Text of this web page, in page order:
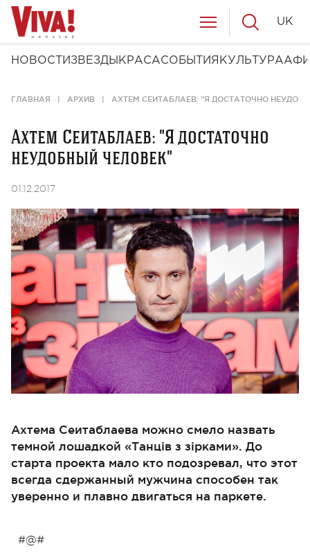
НОВОСТИ ЗВЕЗДЫ КРАСАСОБЫТИЯ КУЛЬТУРА
UK
ГЛАВНАЯ АРХИВ АХТЕМ СЕИТАБЛАЕВ: "Я ДОСТАТОЧНО
Ахтем Сеитаблаев: "Я достаточно
неудобный человек"
01.12.2017
Ахтема Сеитаблаева можно смело назвать
темной лошадкой «Танців з зірками». До
старта проекта мало кто подозревал, что этот
всегда сдержанный мужчина способен так
уверенно и плавно двигаться на паркете.
#@#